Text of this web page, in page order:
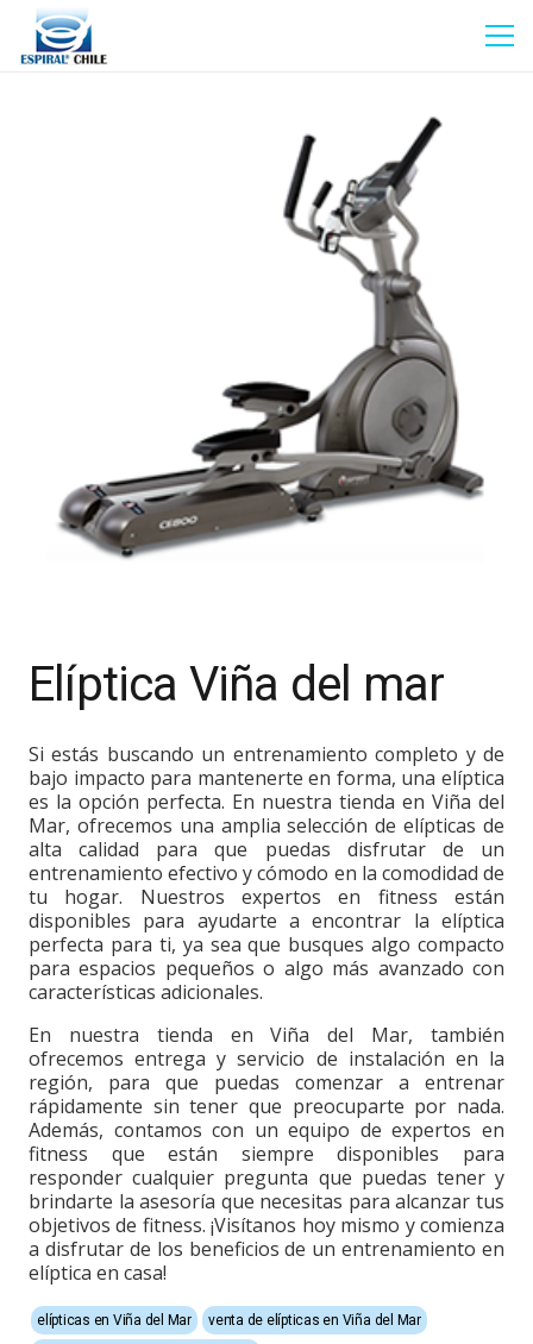
Elíptica Viña del mar
Si estás buscando un entrenamiento completo y de
bajo impacto para mantenerte en forma, una elíptica
es la opción perfecta. En nuestra tienda en Viña del
Mar, ofrecemos una amplia selección de elípticas de
alta calidad para que puedas disfrutar de un
entrenamiento efectivo y cómodo en la comodidad de
tu hogar. Nuestros expertos en fitness están
disponibles para ayudarte a encontrar la elíptica
perfecta para ti, ya sea que busques algo compacto
para espacios pequeños o algo más avanzado con
características adicionales.
En nuestra tienda en Viña del Mar, también
ofrecemos entrega y servicio de instalación en la
región, para que puedas comenzar a entrenar
rápidamente sin tener que preocuparte por nada.
Además, contamos con un equipo de expertos en
fitness que están siempre disponibles para
responder cualquier pregunta que puedas tener y
brindarte la asesoría que necesitas para alcanzar tus
objetivos de fitness. ¡Visítanos hoy mismo y comienza
a disfrutar de los beneficios de un entrenamiento en
elíptica en casa!
elípticas en Viña del Mar
venta de elípticas en Viña del Mar